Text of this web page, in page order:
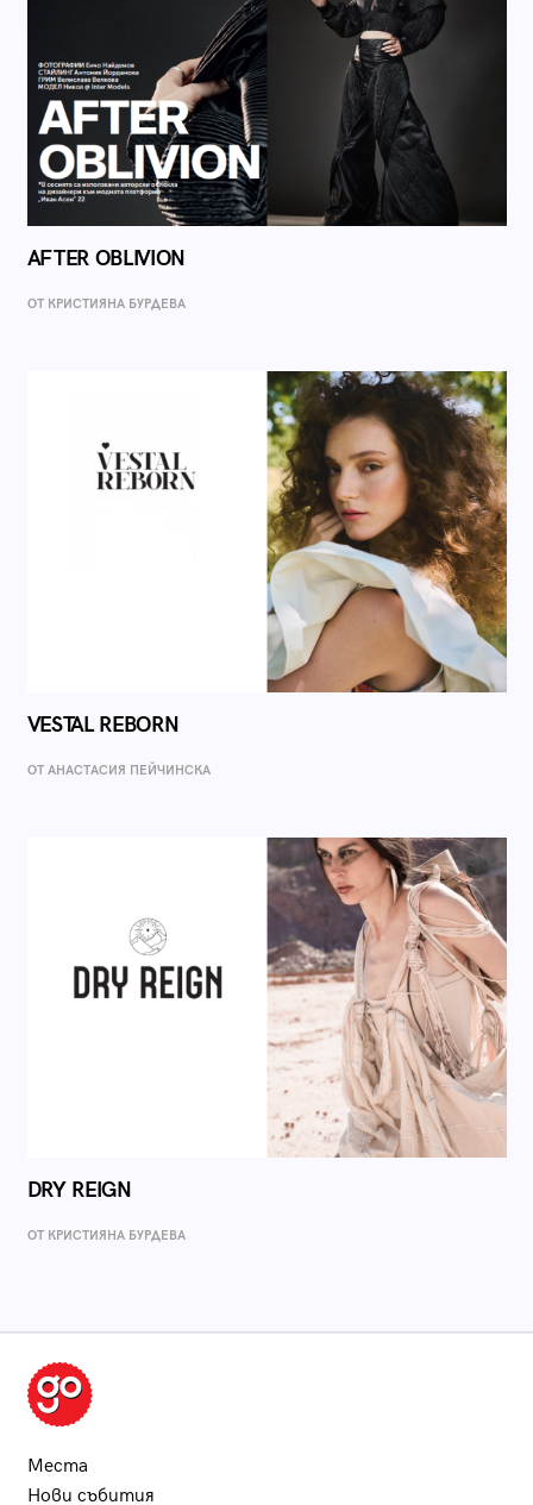
AFTER OBLIVION
ОТ КРИСТИЯНА БУРДЕВА
VESTAL REBORN
ОТ AНАСТАСИЯ ПЕЙЧИНСКА
DRY REIGN
ОТ КРИСТИЯНА БУРДЕВА
Места
Нови събития